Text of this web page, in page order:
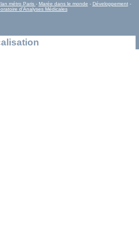
métro Paris - Marée dans le monde - Développement-
d'Analyses Médicales